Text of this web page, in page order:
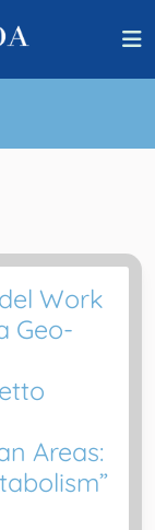
Work
Geo-
Areas: